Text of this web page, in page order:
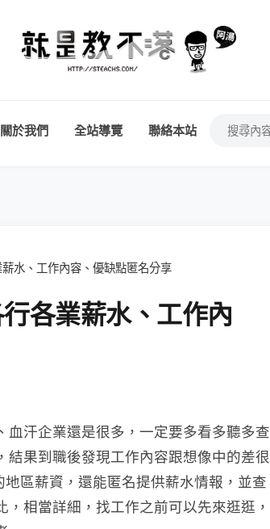
關於我們 全站導覽 聯絡本站
水、工作內容、優缺點匿名分享
各業薪水、工作內
汗企業還是很多，一定要多看多聽多查
果到職後發現工作內容跟想像中的差很
區薪資，還能匿名提供薪水情報，並查
相當詳細，找工作之前可以先來逛逛，